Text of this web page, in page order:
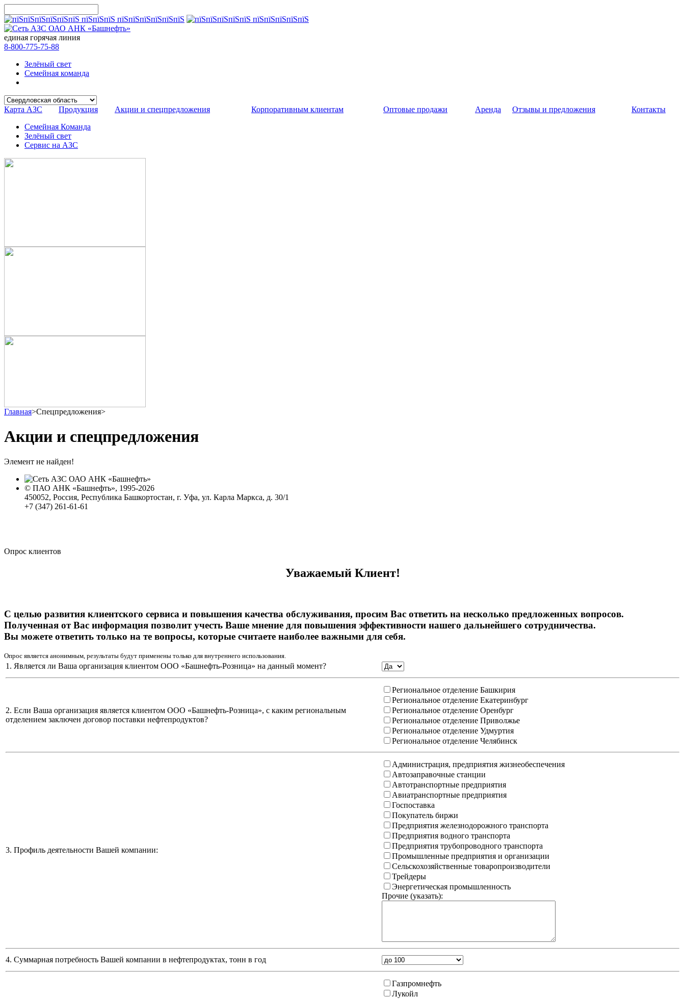
единая горячая линия
8-800-775-75-88
Зелёный свет
Семейная команда
Карта АЗС Продукция Акции и спецпредложения Корпоративным клиентам Оптовые продажи Аренда Отзывы и предложения
Контакты
Семейная Команда
Зелёный свет
Сервис на АЗС
Главная>Спецпредложения>
Акции и спецпредложения
Элемент не найден!
© ПАО АНК «Башнефть», 1995-2026
450052, Россия, Республика Башкортостан, г. Уфа, ул. Карла Маркса, д. 30/1
+7 (347) 261-61-61
Опрос клиентов
Уважаемый Клиент!
С целью развития клиентского сервиса и повышения качества обслуживания, просим Вас ответить на несколько предложенных вопросов.
Полученная от Вас информация позволит учесть Ваше мнение для повышения эффективности нашего дальнейшего сотрудничества.
Вы можете ответить только на те вопросы, которые считаете наиболее важными для себя.
Опрос является анонимным, результаты будут применены только для внутреннего использования.
1. Является ли Ваша организация клиентом ООО «Башнефть-Розница» на данный момент?
2. Если Ваша организация является клиентом ООО «Башнефть-Розница», с каким региональным
отделением заключен договор поставки нефтепродуктов?
Региональное отделение Башкирия
Региональное отделение Екатеринбург
Региональное отделение Оренбург
Региональное отделение Приволжье
Региональное отделение Удмуртия
Региональное отделение Челябинск
3. Профиль деятельности Вашей компании:
Администрация, предприятия жизнеобеспечения
Автозаправочные станции
Автотранспортные предприятия
Авиатранспортные предприятия
Госпоставка
Покупатель биржи
Предприятия железнодорожного транспорта
Предприятия водного транспорта
Предприятия трубопроводного транспорта
Промышленные предприятия и организации
Сельскохозяйственные товаропроизводители
Трейдеры
Энергетическая промышленность
Прочие (указать):
4. Суммарная потребность Вашей компании в нефтепродуктах, тонн в год
Газпромнефть
Лукойл